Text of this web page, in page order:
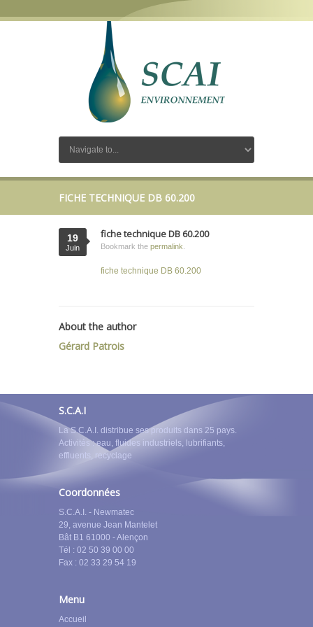
FICHE TECHNIQUE DB 60.200
19
Juin
fiche technique DB 60.200
Bookmark the permalink
fiche technique DB 60.200
About the author
Gérard Patrois
S.C.A.I
La S.C.A.I. distribue ses produits dans 25 pays.
Activités : eau, fluides industriels, lubrifiants,
effluents, recyclage
Coordonnées
S.C.A.I. - Newmatec
29, avenue Jean Mantelet
Bât B1 61000 - Alençon
Tél : 02 50 39 00 00
Fax : 02 33 29 54 19
Menu
Accueil